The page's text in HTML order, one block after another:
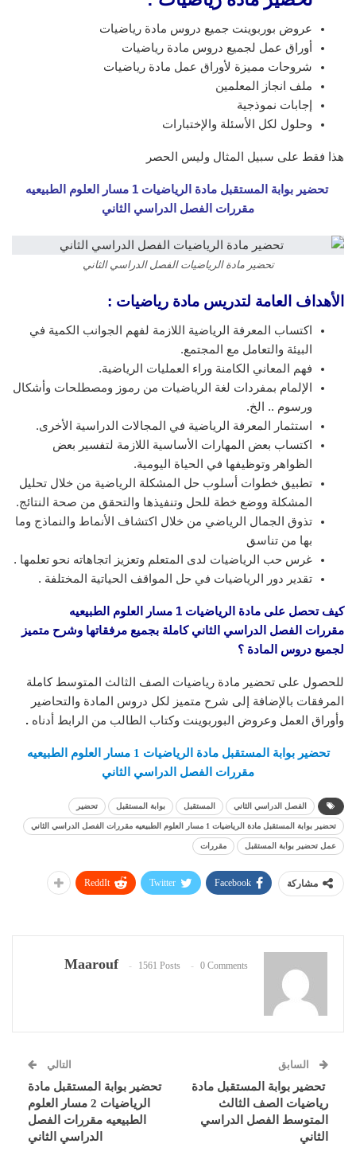
عروض بوربوينت جميع دروس مادة رياضيات
أوراق عمل لجميع دروس مادة رياضيات
شروحات مميزة لأوراق عمل مادة رياضيات
ملف انجاز المعلمين
إجابات نموذجية
وحلول لكل الأسئلة والإختبارات
هذا فقط على سبيل المثال وليس الحصر
تحضير بوابة المستقبل مادة الرياضيات 1 مسار العلوم الطبيعيه
مقررات الفصل الدراسي الثاني
تحضير مادة الرياضيات الفصل الدراسي الثاني
الأهداف العامة لتدريس مادة رياضيات :
اكتساب المعرفة الرياضية اللازمة لفهم الجوانب الكمية في
البيئة والتعامل مع المجتمع.
فهم المعاني الكامنة وراء العمليات الرياضية.
الإلمام بمفردات لغة الرياضيات من رموز ومصطلحات وأشكال
ورسوم .. الخ.
استثمار المعرفة الرياضية في المجالات الدراسية الأخرى.
اكتساب بعض المهارات الأساسية اللازمة لتفسير بعض
الظواهر وتوظيفها في الحياة اليومية.
تطبيق خطوات أسلوب حل المشكلة الرياضية من خلال تحليل
المشكلة ووضع خطة للحل وتنفيذها والتحقق من صحة النتائج.
تذوق الجمال الرياضي من خلال اكتشاف الأنماط والنماذج وما
بها من تناسق
غرس حب الرياضيات لدى المتعلم وتعزيز اتجاهاته نحو تعلمها .
تقدير دور الرياضيات في حل المواقف الحياتية المختلفة .
كيف تحصل على مادة الرياضيات 1 مسار العلوم الطبيعيه
مقررات الفصل الدراسي الثانيكاملة بجميع مرفقاتها وشرح متميز
لجميع دروس المادة ؟
للحصول على تحضير مادة رياضيات الصف الثالث المتوسط كاملة
المرفقات بالإضافة إلى شرح متميز لكل دروس المادة والتحاضير
وأوراق العمل وعروض البوربوينت وكتاب الطالب من الرابط أدناه .
تحضير بوابة المستقبل مادة الرياضيات 1 مسار العلوم الطبيعيه
مقررات الفصل الدراسي الثاني
الفصل الدراسي الثاني المستقبل بوابة المستقبل تحضير
تحضير بوابة المستقبل مادة الرياضيات 1 مسار العلوم الطبيعيه مقررات الفصل الدراسي الثاني
عمل تحضير بوابة المستقبل مقررات
مشاركة Facebook
Twitter
ReddIt
Maarouf 1561 Posts 0 Comments
السابق
تحضير بوابة المستقبل مادة
رياضيات الصف الثالث
المتوسط الفصل الدراسي
الثاني
التالي
تحضير بوابة المستقبل مادة
الرياضيات 2 مسار العلوم
الطبيعيه مقررات الفصل
الدراسي الثاني